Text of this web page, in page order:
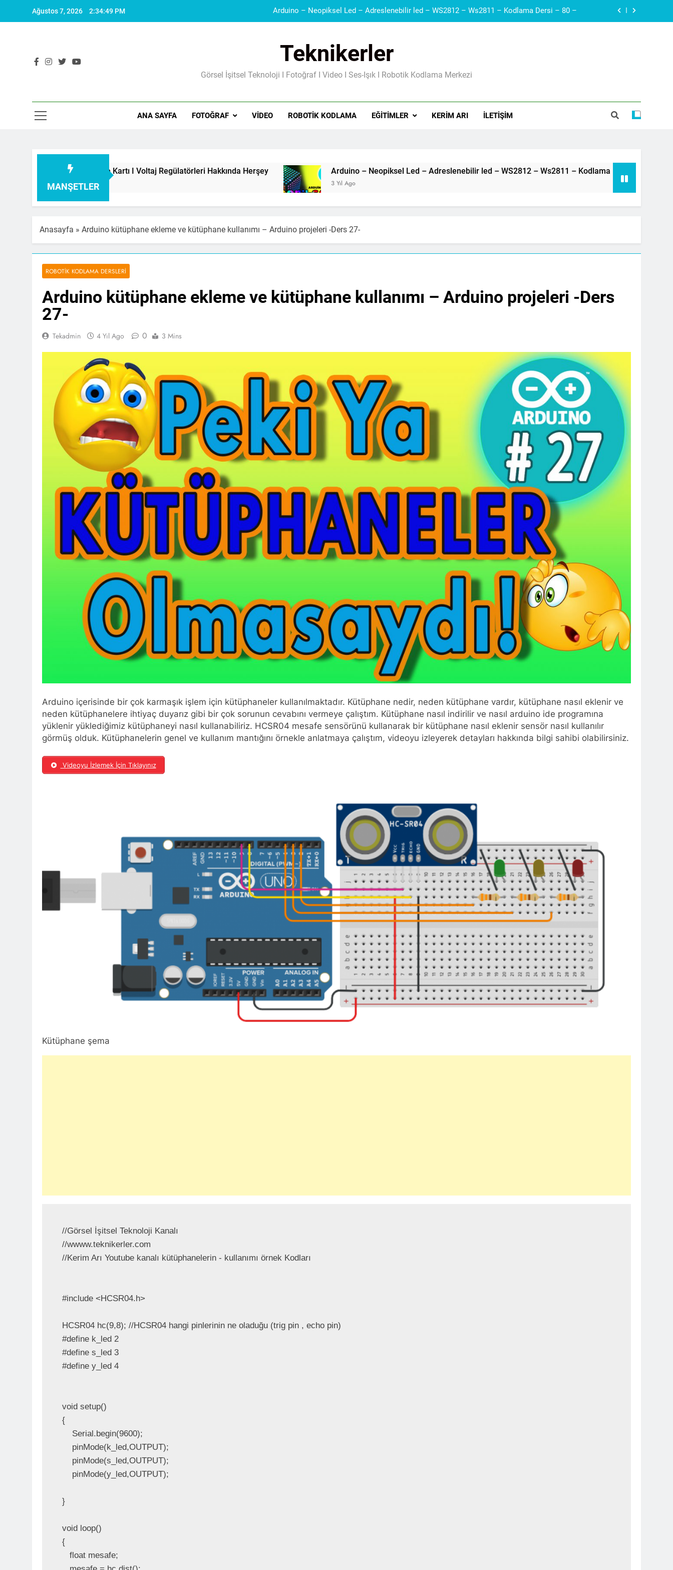
Ağustos 7, 2026 2:34:50 PM Arduino – Haberleşme protokolleri – i2c – SDA, SCL – Robotik Kodla – 79 –
Güç Kaynakları I Şarj Aleti I Besleme Kartı I Voltaj Regülatörleri Hakkında Herşey
Arduino – Neopiksel Led – Adreslenebilir led – WS2812 – Ws2811 – Kodlama Dersi – 80 –
Arduino – Haberleşme protokolleri – i2c – SDA, SCL – Robotik Kodla – 79 –
Teknikerler
Görsel İşitsel Teknoloji I Fotoğraf I Video I Ses-Işık I Robotik Kodlama Merkezi
ANA SAYFA FOTOĞRAF VIDEO ROBOTIK KODLAMA EĞITIMLER KERIM ARI İLETIŞIM
MANŞETLER
Besleme Kartı I Voltaj Regülatörleri Hakkında Herşey Arduino – Neopiksel Led – Adreslenebilir led – WS2812 – Ws2811 – Kodlama Dersi – 80 –
Anasayfa » Arduino kütüphane ekleme ve kütüphane kullanımı – Arduino projeleri -Ders 27-
ROBOTIK KODLAMA DERSLERI
Arduino kütüphane ekleme ve kütüphane kullanımı – Arduino projeleri -Ders
27-
Tekadmin 4 Yıl Ago 0 3 Mins
Arduino içerisinde bir çok karmaşık işlem için kütüphaneler kullanılmaktadır. Kütüphane nedir, neden kütüphane vardır, kütüphane nasıl eklenir ve
neden kütüphanelere ihtiyaç duyarız gibi bir çok sorunun cevabını vermeye çalıştım. Kütüphane nasıl indirilir ve nasıl arduino ide programına
yüklenir yüklediğimiz kütüphaneyi nasıl kullanabiliriz. HCSR04 mesafe sensörünü kullanarak bir kütüphane nasıl eklenir sensör nasıl kullanılır
görmüş olduk. Kütüphanelerin genel ve kullanım mantığını örnekle anlatmaya çalıştım, videoyu izleyerek detayları hakkında bilgi sahibi olabilirsiniz.
Videoyu İzlemek İçin Tıklayınız
Kütüphane şema
//Görsel İşitsel Teknoloji Kanalı
//wwww.teknikerler.com
//Kerim Arı Youtube kanalı kütüphanelerin - kullanımı örnek Kodları
#include <HCSR04.h>
HCSR04 hc(9,8); //HCSR04 hangi pinlerinin ne oladuğu (trig pin , echo pin)
#define k_led 2
#define s_led 3
#define y_led 4
void setup()
{
    Serial.begin(9600);
    pinMode(k_led,OUTPUT);
    pinMode(s_led,OUTPUT);
    pinMode(y_led,OUTPUT);
}
void loop()
{
   float mesafe;